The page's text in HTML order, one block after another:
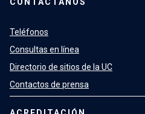
Teléfonos
Consultas en línea
Directorio de sitios de la UC
Contactos de prensa